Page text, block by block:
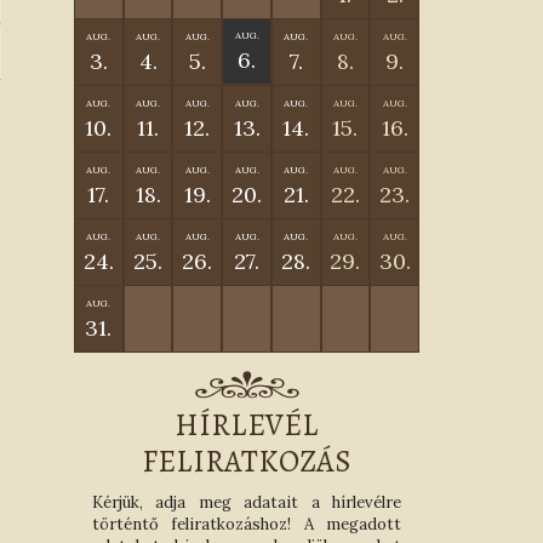
AUG.
3.
AUG.
4.
AUG.
5.
AUG.
6.
AUG.
7.
AUG.
8.
AUG.
9.
AUG.
10.
AUG.
11.
AUG.
12.
AUG.
13.
AUG.
14.
AUG.
15.
AUG.
16.
AUG.
17.
AUG.
18.
AUG.
19.
AUG.
20.
AUG.
21.
AUG.
22.
AUG.
23.
AUG.
24.
AUG.
25.
AUG.
26.
AUG.
27.
AUG.
28.
AUG.
29.
AUG.
30.
AUG.
31.
HÍRLEVÉL
FELIRATKOZÁS
Kérjük, adja meg adatait a hírlevélre
történtő feliratkozáshoz! A megadott